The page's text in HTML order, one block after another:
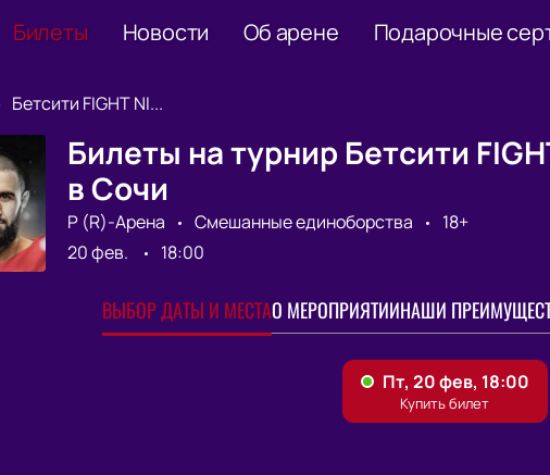
Билеты Новости Об арене Подарочные
Бетсити FIGHT NI...
Билеты на турнир Бетсити
в Сочи
Р (R)-Арена Смешанные единоборства
18+
20 фев.
18:00
ВЫБОР ДАТЫ И МЕСТАО МЕРОПРИЯТИИНАШИ